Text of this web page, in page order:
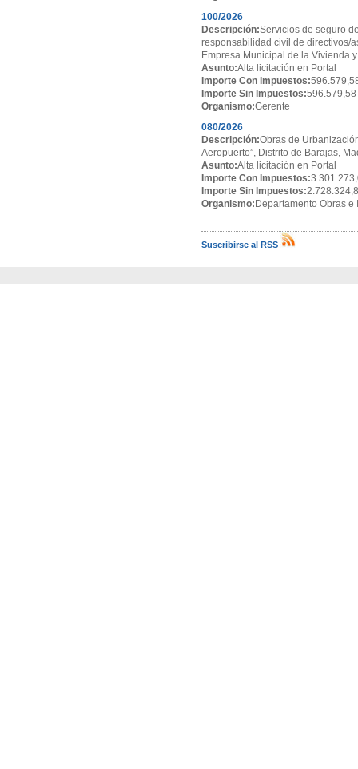
100/2026
Descripción:Servicios de seguro
responsabilidad civil de directivos/
Empresa Municipal de la Vivienda
Asunto:Alta licitación en Portal
Importe Con Impuestos:
Importe Sin Impuestos:596.579,58
Organismo:Gerente
080/2026
Descripción:Obras de
Aeropuerto”, Distrito de Barajas,
Asunto:Alta licitación en Portal
Importe Con Impuestos:
Importe Sin Impuestos:
Organismo: Departamento Obras e
Suscribirse al RSS